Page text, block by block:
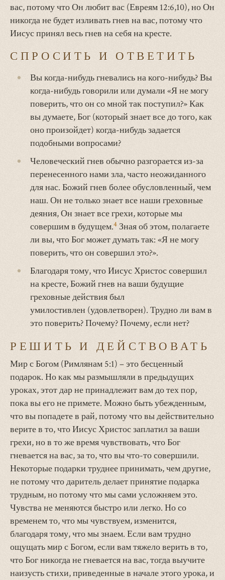
вас, потому что Он любит вас (Евреям 12:6,10), но Он
никогда не будет изливать гнев на вас, потому что
Иисус принял весь гнев на себя на кресте.
СПРОСИТЬ И ОТВЕТИТЬ
Вы когда-нибудь гневались на кого-нибудь? Вы
когда-нибудь говорили или думали «Я не могу
поверить, что он со мной так поступил?» Как
вы думаете, Бог (который знает все до того, как
оно произойдет) когда-нибудь задается
подобными вопросами?
Человеческий гнев обычно разгорается из-за
перенесенного нами зла, часто неожиданного
для нас. Божий гнев более обусловленный, чем
наш. Он не только знает все наши греховные
деяния, Он знает все грехи, которые мы
совершим в будущем.4 Зная об этом, полагаете
ли вы, что Бог может думать так: «Я не могу
поверить, что он совершил это?».
Благодаря тому, что Иисус Христос совершил
на кресте, Божий гнев на ваши будущие
греховные действия был
умилостивлен (удовлетворен). Трудно ли вам в
это поверить? Почему? Почему, если нет?
РЕШИТЬ И ДЕЙСТВОВАТЬ
Мир с Богом (Римлянам 5:1) – это бесценный
подарок. Но как мы размышляли в предыдущих
уроках, этот дар не принадлежит вам до тех пор,
пока вы его не примете. Можно быть убежденным,
что вы попадете в рай, потому что вы действительно
верите в то, что Иисус Христос заплатил за ваши
грехи, но в то же время чувствовать, что Бог
гневается на вас, за то, что вы что-то совершили.
Некоторые подарки труднее принимать, чем другие,
не потому что даритель делает принятие подарка
трудным, но потому что мы сами усложняем это.
Чувства не меняются быстро или легко. Но со
временем то, что мы чувствуем, изменится,
благодаря тому, что мы знаем. Если вам трудно
ощущать мир с Богом, если вам тяжело верить в то,
что Бог никогда не гневается на вас, тогда выучите
наизусть стихи, приведенные в начале этого урока, и